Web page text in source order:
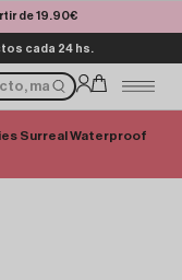
de 19.90€
cada 24 hs.
Surreal Waterproof